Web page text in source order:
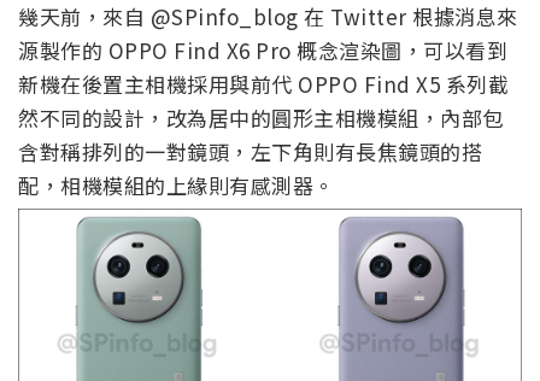
幾天前，來自 @SPinfo_blog 在 Twitter 根據消息來
源製作的 OPPO Find X6 Pro 概念渲染圖，可以看到
新機在後置主相機採用與前代 OPPO Find X5 系列截
然不同的設計，改為居中的圓形主相機模組，內部包
含對稱排列的一對鏡頭，左下角則有長焦鏡頭的搭
配，相機模組的上緣則有感測器。